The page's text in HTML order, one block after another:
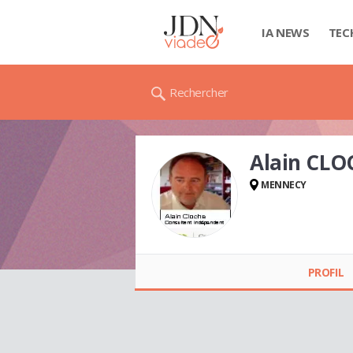
IA NEWS
Rechercher
Alain
MENNECY
PROFIL